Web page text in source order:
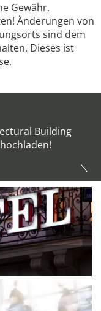
Gewähr.
Änderungen von
sind dem
Dieses ist
Building